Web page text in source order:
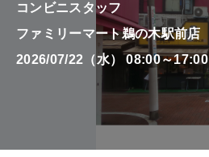
コンビニスタッフ
ファミリーマート鵜の木駅前店
2026/07/22（水） 08:00～17:00